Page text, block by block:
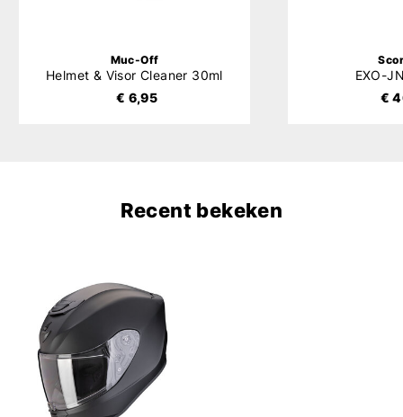
Muc-Off
Helmet & Visor Cleaner 30ml
€ 6,95
EXO-
€
Recent bekeken